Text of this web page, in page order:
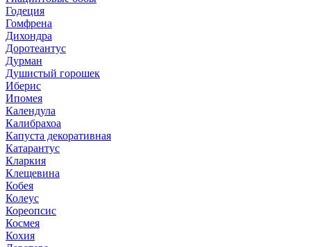
Годеция
Гомфрена
Дихондра
Доротеантус
Дурман
Душистый горошек
Иберис
Ипомея
Календула
Калибрахоа
Капуста декоративная
Катарантус
Кларкия
Клещевина
Кобея
Колеус
Кореопсис
Космея
Кохия